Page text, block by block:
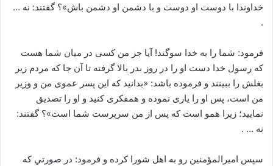
خداوندا با دوست او دوست و با دشمن او دشمن باش»؟ گفتند: نه …
.
فرمود: شما را به خدا سوگند! آیا جز من کسى در میان شما هست
که رسول خدا دست او را در روز بدر بالا گرفته تا آن جا که مردم زیر
بغلش را ببینند و فرموده باشد: «بدانید که این پسر عموی من و وزیر
من است، پس او را یارى نموده و همفکری کنید و او را تصدیق
نمایید؛ زیرا همو است که پس از من سرپرست شما است»؟ گفتند:
نه … .
سپس امیرالمؤمنین رو به اهل شورا کرده و فرمود: در صورتي که